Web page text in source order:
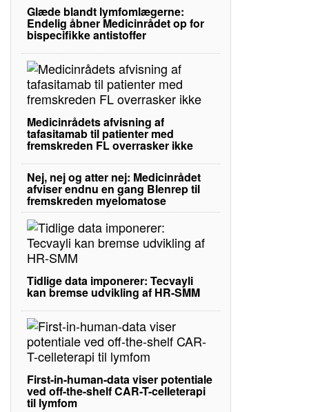
Glæde blandt lymfomlægerne:
Endelig åbner Medicinrådet op for
bispecifikke antistoffer
Medicinrådets afvisning af
tafasitamab til patienter med
fremskreden FL overrasker ikke
Nej, nej og atter nej: Medicinrådet
afviser endnu en gang Blenrep til
fremskreden myelomatose
Tidlige data imponerer: Tecvayli
kan bremse udvikling af HR-SMM
First-in-human-data viser potentiale
ved off-the-shelf CAR-T-celleterapi
til lymfom